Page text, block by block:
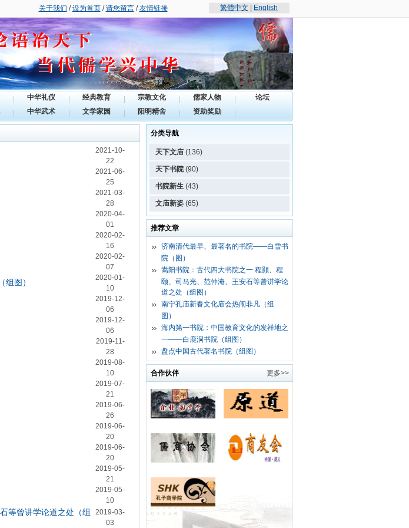
关于我们 /设为首页/请您留言/友情链接 繁體中文 English
中华礼仪 经典教育 宗教文化 儒家人物
论坛
中华武术 文学家园 阳明精舍 资助奖励
2021-10-
22
2021-06-
25
2021-03-
28
2020-04-
01
2020-02-
16
2020-02-
07
图）
2020-01-
10
2019-12-
06
2019-12-
06
2019-11-
28
2019-08-
10
2019-07-
21
2019-06-
26
2019-06-
20
2019-06-
20
2019-05-
21
2019-05-
10
等曾讲学论道之处（组
2019-03-
03
分类导航
天下文庙 (136)
天下书院 (90)
书院新生 (43)
文庙新姿 (65)
推荐文章
济南清代最早、最著名的书院——白雪书
院（图）
嵩阳书院：古代四大书院之一 程颢、程
颐、司马光、范仲淹、王安石等曾讲学论
道之处（组图）
南宁孔庙新春文化庙会热闹非凡（组
图）
海内第一书院：中国教育文化的发祥地之
一——白鹿洞书院（组图）
盘点中国古代著名书院（组图）
合作伙伴 更多>>